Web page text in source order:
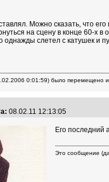
Можно сказать, что
на сцену в конце 60-х
однажды слетел с катушек и
0:01:59) было перемещено
08.02.11 12:13:05
Его последний
Это сообщение